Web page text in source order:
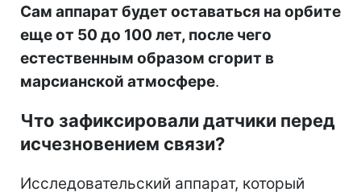
Сам аппарат будет оставаться на орбите
еще от 50 до 100 лет, после чего
естественным образом сгорит в
марсианской атмосфере.
Что зафиксировали датчики перед
исчезновением связи?
Исследовательский аппарат, который